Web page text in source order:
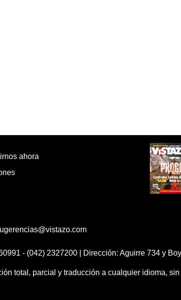
ahora
- (042) 2327200 | Dirección: Aguirre 734 y
total, parcial y traducción a cualquier idioma,